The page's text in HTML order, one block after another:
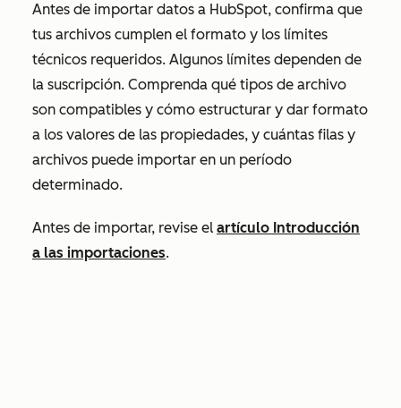
Antes de importar datos a HubSpot, confirma que
tus archivos cumplen el formato y los límites
técnicos requeridos. Algunos límites dependen de
la suscripción. Comprenda qué tipos de archivo
son compatibles y cómo estructurar y dar formato
a los valores de las propiedades, y cuántas filas y
archivos puede importar en un período
determinado.
Antes de importar, revise el artículo Introducción
a las importaciones.